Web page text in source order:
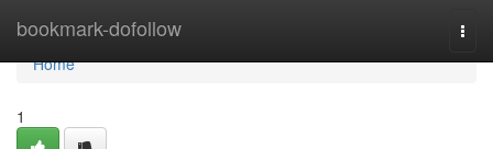
bookmark-dofollow
Home
Home
1